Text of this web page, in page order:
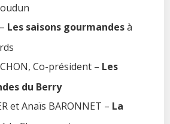
Les saisons gourmandesà
Co-président – Les
du Berry
et Anaïs BARONNET – La